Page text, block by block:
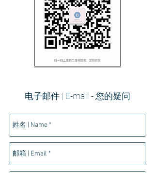
​电子邮件 | E-mail - 您的疑问